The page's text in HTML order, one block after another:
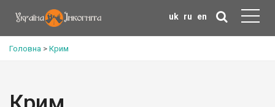
uk ru en
Головна > Крим